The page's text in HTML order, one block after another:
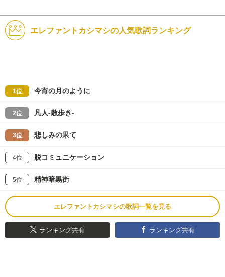
エレファントカシマシの人気歌詞ランキング
1位 今宵の月のように
2位 凡人-散歩き-
3位 悲しみの果て
4位 脱コミュニケーション
5位 精神暗黒街
エレファントカシマシの歌詞一覧を見る
ランキング共有 ランキング共有